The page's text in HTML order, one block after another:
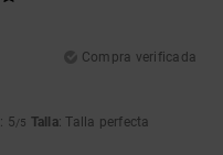
Compra verificada
: 5/5 Talla: Talla perfecta